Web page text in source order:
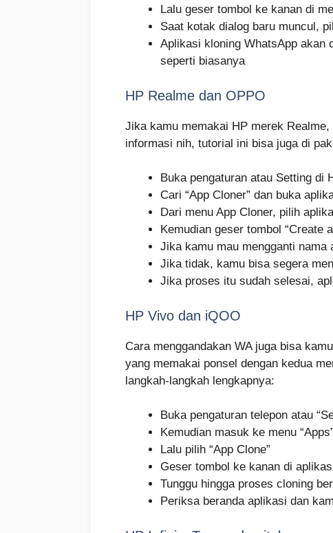
Lalu geser tombol ke kanan di
Saat kotak dialog baru muncul,
Aplikasi kloning WhatsApp akan
seperti biasanya
HP Realme dan OPPO
Jika kamu memakai HP merek
informasi nih, tutorial ini bisa juga di
Buka pengaturan atau Setting di
Cari “App Cloner” dan buka
Dari menu App Cloner, pilih
Kemudian geser tombol “Create
Jika kamu mau mengganti nama
Jika tidak, kamu bisa segera
Jika proses itu sudah selesai,
HP Vivo dan iQOO
Cara menggandakan WA juga bisa
yang memakai ponsel dengan kedua
langkah-langkah lengkapnya:
Buka pengaturan telepon atau
Kemudian masuk ke menu “Apps”
Lalu pilih “App Clone”
Geser tombol ke kanan di
Tunggu hingga proses cloning
Periksa beranda aplikasi dan